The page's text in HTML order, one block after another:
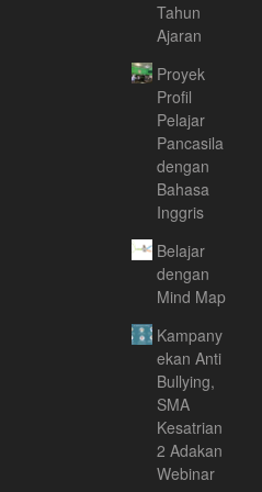
Tahun
Ajaran
Proyek
Profil
Pelajar
Pancasila
dengan
Bahasa
Inggris
Belajar
dengan
Mind Map
Kampany
ekan Anti
Bullying,
SMA
Kesatrian
2 Adakan
Webinar